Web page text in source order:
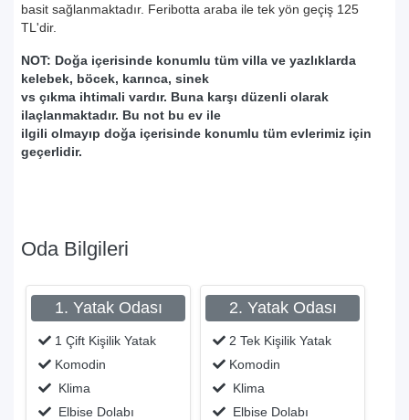
basit sağlanmaktadır. Feribotta araba ile tek yön geçiş 125
TL'dir.
NOT: Doğa içerisinde konumlu tüm villa ve yazlıklarda
kelebek, böcek, karınca, sinek
vs çıkma ihtimali vardır. Buna karşı düzenli olarak
ilaçlanmaktadır. Bu not bu ev ile
ilgili olmayıp doğa içerisinde konumlu tüm evlerimiz için
geçerlidir.
Oda Bilgileri
1. Yatak Odası
1 Çift Kişilik Yatak
Komodin
Klima
Elbise Dolabı
2. Yatak Odası
2 Tek Kişilik Yatak
Komodin
Klima
Elbise Dolabı